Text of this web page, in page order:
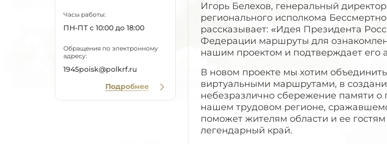
Часы работы:
ПН-ПТ с 10:00 до 18:00
Обращения по электронному
адресу:
1945poisk@polkrf.ru
Подробнее
Игорь Белехов, генеральный
регионального исполкома
рассказывает: «Идея Президента
Федерации маршруты для
нашим проектом и подтверждает его
В новом проекте мы хотим
виртуальными маршрутами, в
небезразлично сбережение памяти о
нашем трудовом регионе,
поможет жителям области и ее
легендарный край.